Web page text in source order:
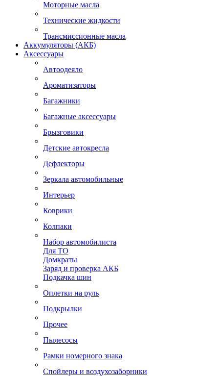
Моторные масла
Технические жидкости
Трансмиссионные масла
Аккумуляторы (АКБ)
Аксессуары
Автоодеяло
Ароматизаторы
Багажники
Багажные аксессуары
Брызговики
Детские автокресла
Дефлекторы
Зеркала автомобильные
Интерьер
Коврики
Колпаки
Набор автомобилиста
Для ТО
Домкраты
Заряд и проверка АКБ
Подкачка шин
Оплетки на руль
Подкрылки
Прочее
Пылесосы
Рамки номерного знака
Спойлеры и воздухозаборники